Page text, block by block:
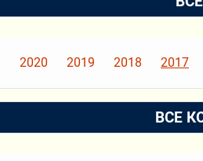
2020 2019 2018 2017
ВСЕ